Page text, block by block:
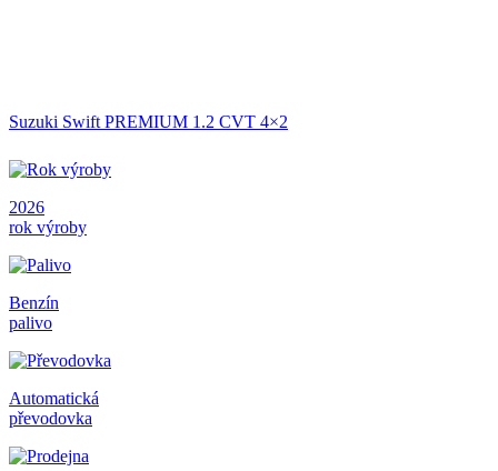
Suzuki Swift PREMIUM 1.2 CVT 4×2
2026
rok výroby
Benzín
palivo
Automatická
převodovka